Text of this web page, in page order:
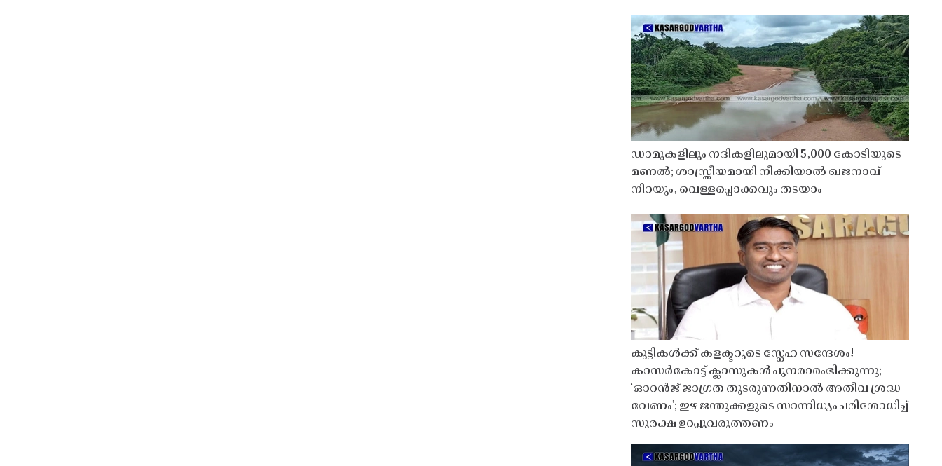
ഡാമുകളിലും നദികളിലുമായി 5,000 കോടിയുടെ
മണൽ; ശാസ്ത്രീയമായി നീക്കിയാൽ ഖജനാവ്
നിറയും, വെള്ളപ്പൊക്കവും തടയാം
കുട്ടികൾക്ക് കളക്ടറുടെ സ്നേഹ സന്ദേശം!
കാസർകോട്ട് ക്ലാസുകൾ പുനരാരംഭിക്കുന്നു;
‘ഓറൻജ് ജാഗ്രത തുടരുന്നതിനാൽ അതീവ ശ്രദ്ധ
വേണം’; ഇഴ ജന്തുക്കളുടെ സാന്നിധ്യം പരിശോധിച്ച്
സുരക്ഷ ഉറപ്പുവരുത്തണം